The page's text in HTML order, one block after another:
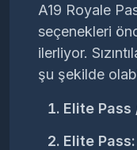
A19 Royale
seçenekleri
ilerliyor.
şu şekilde
Elite Pass
Elite Pass: